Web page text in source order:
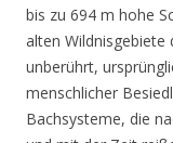
bis zu 694 m hohe
alten Wildnisgebiete
unberührt,
menschlicher
Bachsysteme, die